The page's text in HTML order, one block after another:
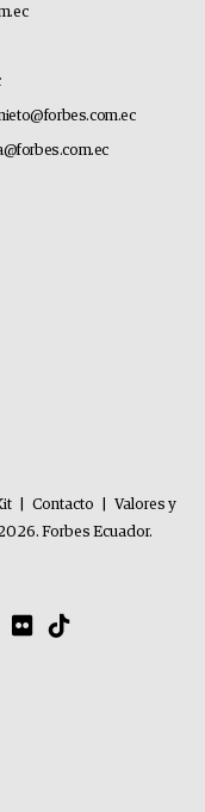
Contacto
Valores y
Forbes Ecuador.